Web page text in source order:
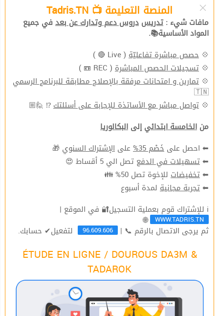
المنصة التعليمة 📺 Tadris.TN
مافات شيء : تدريس دروس دعم وتدارك عن بعد في جميع
المواد الأساسية📚.
💠 حصص مباشرة تفاعليّة ( Live 🔴 )
💠 تسجيلات الحصص المباشرة ( REC 📼 )
💠 تمارين و امتحانات مرفقة بالإصلاح مطابقة للبرنامج الرسمي
🇹🇳
💠 تواصل مباشر مع الأساتذة للإجابة على أسئلتك⁉ 🙋🏼
من الخامسة ابتدائي إلى البكالوريا
⬅ احصل على خَصْم 35% على الإشتراك السنوي 🎁
⬅تسهيلات في الدفع تصل الي 5 أقساط 😍
⬅تخفيضات للإخوة تصل 50% 👪
⬅تجربة مجانية لمدة أسبوع
ℹ للإشتراك قوم بعملية التسجيل🔐 في الموقع |
WWW.TADRIS.TN
🌐
ثم يرجى الاتصال بالرقم 📞 | 96.609.606 لتفعيل✔ حسابك.
ÉTUDE EN LIGNE / DOUROUS DA3M &
TADAROK